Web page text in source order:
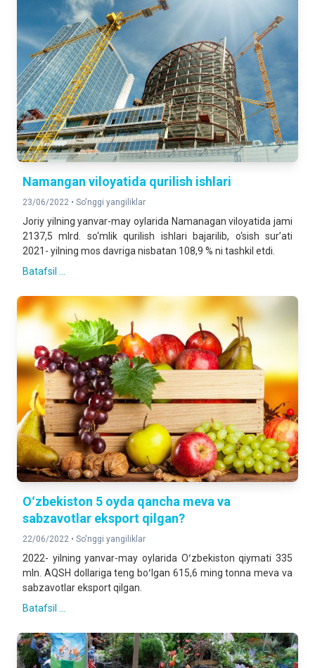
Namangan viloyatida qurilish ishlari
23/06/2022 • So'nggi yangiliklar
Joriy yilning yanvar-may oylarida Namanagan viloyatida jami
2137,5 mlrd. so‘mlik qurilish ishlari bajarilib, o‘sish sur’ati
2021- yilning mos davriga nisbatan 108,9 % ni tashkil etdi.
Batafsil ...
Oʻzbekiston 5 oyda qancha meva va
sabzavotlar eksport qilgan?
22/06/2022 • So'nggi yangiliklar
2022- yilning yanvar-may oylarida Oʻzbekiston qiymati 335
mln. AQSH dollariga teng boʻlgan 615,6 ming tonna meva va
sabzavotlar eksport qilgan.
Batafsil ...